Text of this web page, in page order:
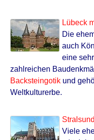
Lübeck
Die
auch
eine
zahlreichen
Backsteingotik und
Weltkulturerbe.
Stralsund
Viele